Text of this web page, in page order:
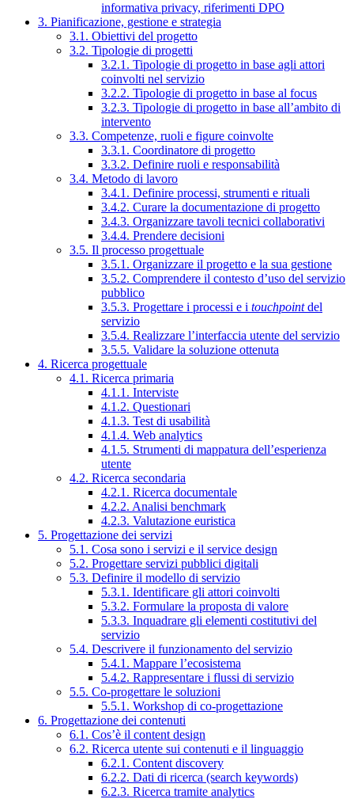
informativa privacy, riferimenti DPO
3. Pianificazione, gestione e strategia
3.1. Obiettivi del progetto
3.2. Tipologie di progetti
3.2.1. Tipologie di progetto in base agli attori
coinvolti nel servizio
3.2.2. Tipologie di progetto in base al focus
3.2.3. Tipologie di progetto in base all’ambito di
intervento
3.3. Competenze, ruoli e figure coinvolte
3.3.1. Coordinatore di progetto
3.3.2. Definire ruoli e responsabilità
3.4. Metodo di lavoro
3.4.1. Definire processi, strumenti e rituali
3.4.2. Curare la documentazione di progetto
3.4.3. Organizzare tavoli tecnici collaborativi
3.4.4. Prendere decisioni
3.5. Il processo progettuale
3.5.1. Organizzare il progetto e la sua gestione
3.5.2. Comprendere il contesto d’uso del servizio
pubblico
3.5.3. Progettare i processi e i touchpointdel
servizio
3.5.4. Realizzare l’interfaccia utente del servizio
3.5.5. Validare la soluzione ottenuta
4. Ricerca progettuale
4.1. Ricerca primaria
4.1.1. Interviste
4.1.2. Questionari
4.1.3. Test di usabilità
4.1.4. Web analytics
4.1.5. Strumenti di mappatura dell’esperienza
utente
4.2. Ricerca secondaria
4.2.1. Ricerca documentale
4.2.2. Analisi benchmark
4.2.3. Valutazione euristica
5. Progettazione dei servizi
5.1. Cosa sono i servizi e il service design
5.2. Progettare servizi pubblici digitali
5.3. Definire il modello di servizio
5.3.1. Identificare gli attori coinvolti
5.3.2. Formulare la proposta di valore
5.3.3. Inquadrare gli elementi costitutivi del
servizio
5.4. Descrivere il funzionamento del servizio
5.4.1. Mappare l’ecosistema
5.4.2. Rappresentare i flussi di servizio
5.5. Co-progettare le soluzioni
5.5.1. Workshop di co-progettazione
6. Progettazione dei contenuti
6.1. Cos’è il content design
6.2. Ricerca utente sui contenuti e il linguaggio
6.2.1. Content discovery
6.2.2. Dati di ricerca (search keywords)
6.2.3. Ricerca tramite analytics